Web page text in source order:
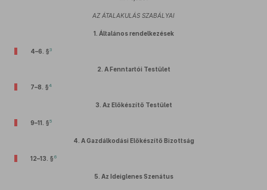
AZ ÁTALAKULÁS SZABÁLYAI
1. Általános rendelkezések
4–6. §3
2. A Fenntartói Testület
7–8. §4
3. Az Előkészítő Testület
9–11. §5
4. A Gazdálkodási Előkészítő Bizottság
12–13. § 6
5. Az Ideiglenes Szenátus